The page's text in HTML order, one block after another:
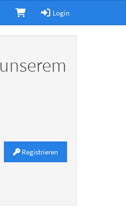
Login
Registrieren